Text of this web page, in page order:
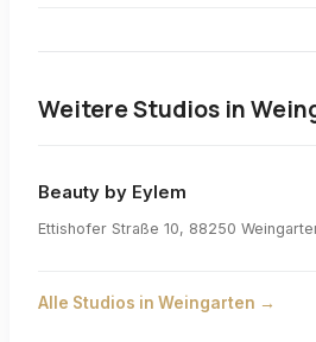
Weitere Studios in
Beauty by Eylem
Ettishofer Straße 10, 88250
Alle Studios in Weingarten →